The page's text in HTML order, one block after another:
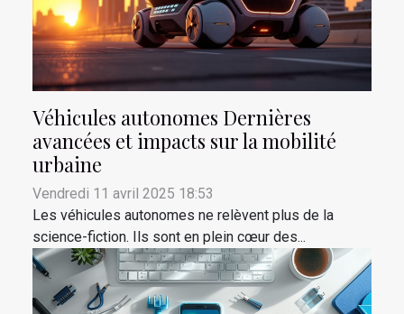
Véhicules autonomes Dernières
avancées et impacts sur la mobilité
urbaine
Vendredi 11 avril 2025 18:53
Les véhicules autonomes ne relèvent plus de la
science-fiction. Ils sont en plein cœur des...